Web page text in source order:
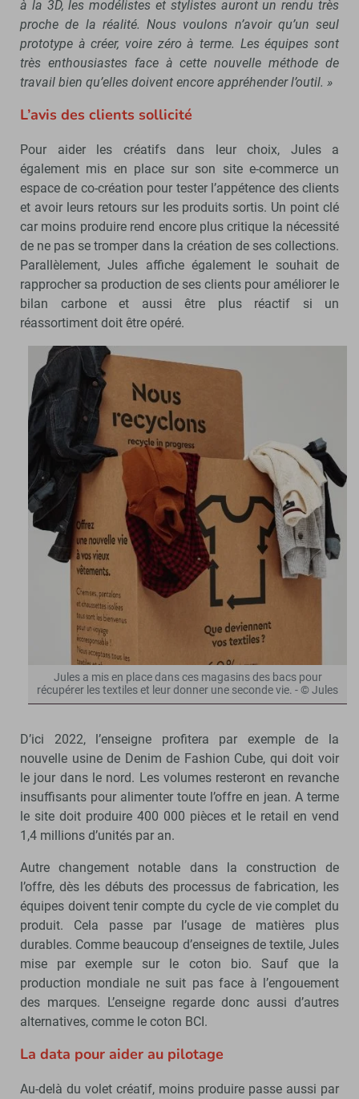
à la 3D, les modélistes et stylistes auront un rendu très
proche de la réalité. Nous voulons n’avoir qu’un seul
prototype à créer, voire zéro à terme. Les équipes sont
très enthousiastes face à cette nouvelle méthode de
travail bien qu’elles doivent encore appréhender l’outil. »
L’avis des clients sollicité
Pour aider les créatifs dans leur choix, Jules a
également mis en place sur son site e-commerce un
espace de co-création pour tester l’appétence des clients
et avoir leurs retours sur les produits sortis. Un point clé
car moins produire rend encore plus critique la nécessité
de ne pas se tromper dans la création de ses collections.
Parallèlement, Jules affiche également le souhait de
rapprocher sa production de ses clients pour améliorer le
bilan carbone et aussi être plus réactif si un
réassortiment doit être opéré.
Jules a mis en place dans ces magasins des bacs pour
récupérer les textiles et leur donner une seconde vie. - © Jules
D’ici 2022, l’enseigne profitera par exemple de la
nouvelle usine de Denim de Fashion Cube, qui doit voir
le jour dans le nord. Les volumes resteront en revanche
insuffisants pour alimenter toute l’offre en jean. A terme
le site doit produire 400 000 pièces et le retail en vend
1,4 millions d’unités par an.
Autre changement notable dans la construction de
l’offre, dès les débuts des processus de fabrication, les
équipes doivent tenir compte du cycle de vie complet du
produit. Cela passe par l’usage de matières plus
durables. Comme beaucoup d’enseignes de textile, Jules
mise par exemple sur le coton bio. Sauf que la
production mondiale ne suit pas face à l’engouement
des marques. L’enseigne regarde donc aussi d’autres
alternatives, comme le coton BCI.
La data pour aider au pilotage
Au-delà du volet créatif, moins produire passe aussi par